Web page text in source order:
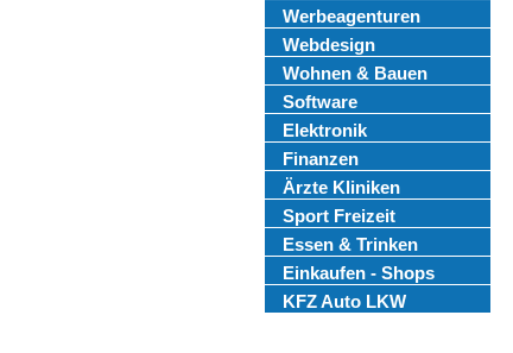
Werbeagenturen
Webdesign
Wohnen & Bauen
Software
Elektronik
Finanzen
Ärzte Kliniken
Sport Freizeit
Essen & Trinken
Einkaufen - Shops
KFZ Auto LKW